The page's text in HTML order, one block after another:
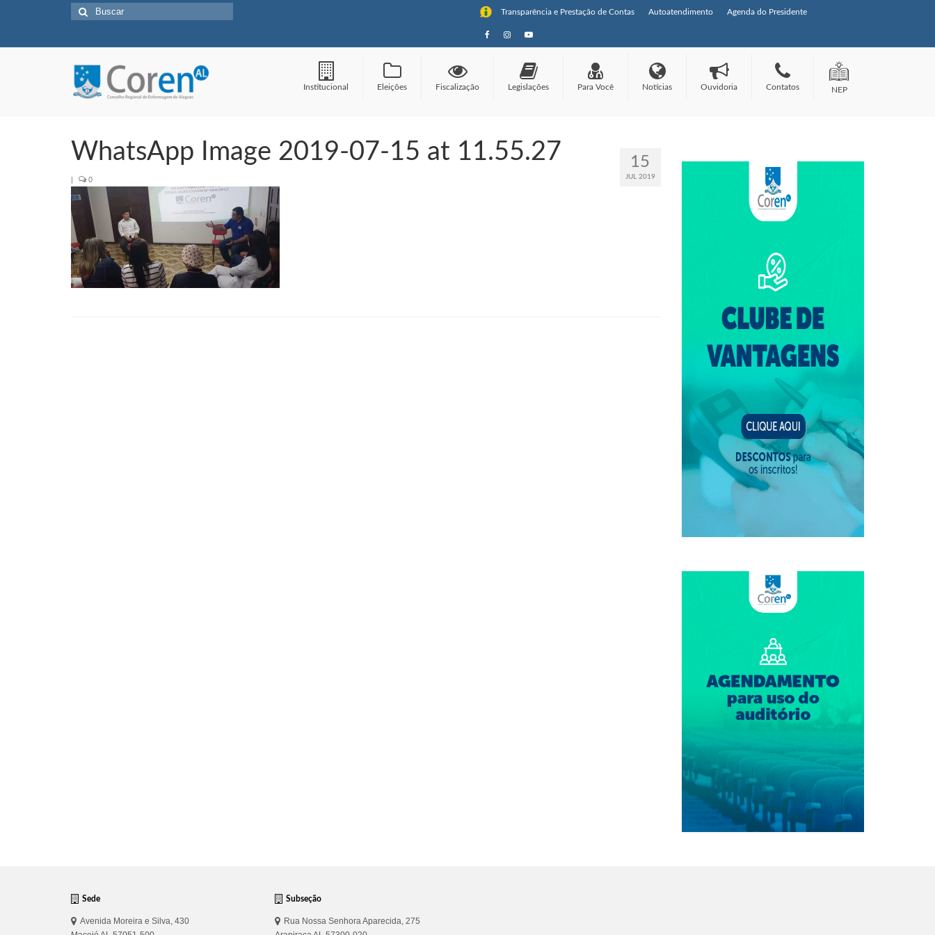
Transparência e Prestação de Contas Autoatendimento Agenda do Presidente
Buscar
por:
Institucional Eleições Fiscalização Legislações Para Você Notícias Ouvidoria Contatos NEP
15
JUL 2019
WhatsApp Image 2019-07-15 at 11.55.27
| 0
Sede
Avenida Moreira e Silva, 430
Subseção
Rua Nossa Senhora Aparecida, 275